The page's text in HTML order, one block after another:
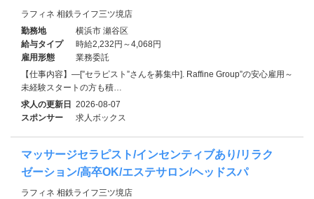
ラフィネ 相鉄ライフ三ツ境店
勤務地
横浜市 瀬谷区
給与タイプ
時給2,232円～4,068円
雇用形態
業務委託
【仕事内容】―[”セラピスト”さんを募集中]. Raffine Group”の安心雇用～
未経験スタートの方も積…
求人の更新日 2026-08-07
スポンサー
求人ボックス
マッサージセラピスト/インセンティブあり/リラク
ゼーション/高卒OK/エステサロン/ヘッドスパ
ラフィネ 相鉄ライフ三ツ境店